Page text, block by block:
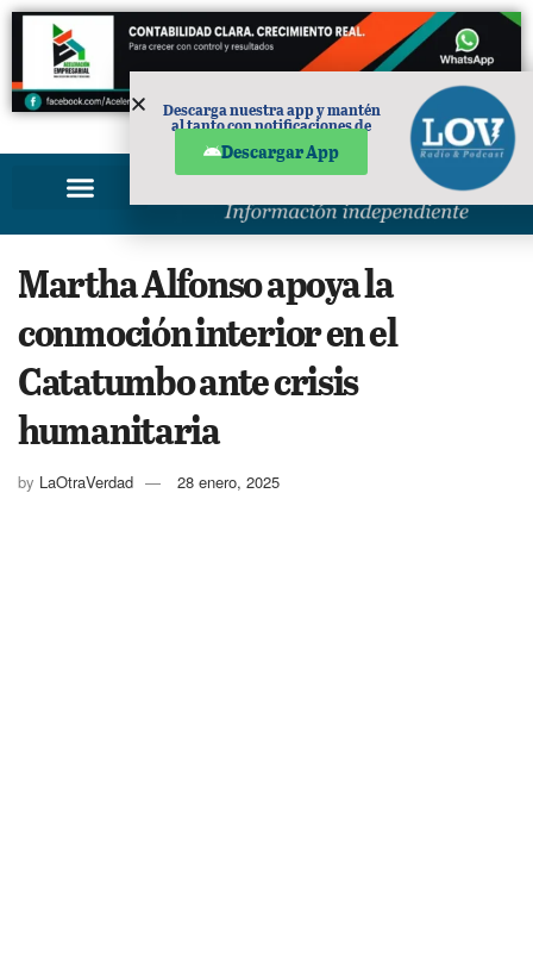
PUBLICIDAD
Martha Alfonso apoya la
conmoción interior en el
Catatumbo ante crisis
humanitaria
by LaOtraVerdad 28 enero, 2025
Descarga nuestra app y mantén
al tanto con notificaciones de
Descargar App